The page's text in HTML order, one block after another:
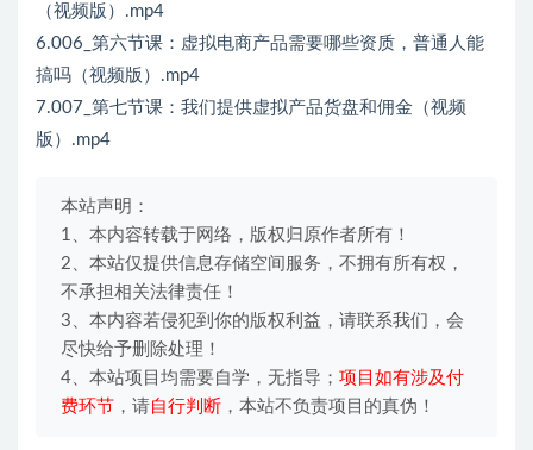
（视频版）.mp4
6.006_第六节课：虚拟电商产品需要哪些资质，普通人能
搞吗（视频版）.mp4
7.007_第七节课：我们提供虚拟产品货盘和佣金（视频
版）.mp4
本站声明：
1、本内容转载于网络，版权归原作者所有！
2、本站仅提供信息存储空间服务，不拥有所有权，
不承担相关法律责任！
3、本内容若侵犯到你的版权利益，请联系我们，会
尽快给予删除处理！
4、本站项目均需要自学，无指导； 项目如有涉及付
费环节 ，请自行判断 ，本站不负责项目的真伪！